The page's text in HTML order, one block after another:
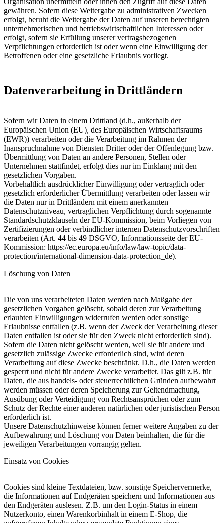
gewähren. Sofern diese Weitergabe zu administrativen Zwecken
erfolgt, beruht die Weitergabe der Daten auf unseren berechtigten
unternehmerischen und betriebswirtschaftlichen Interessen oder
erfolgt, sofern sie Erfüllung unserer vertragsbezogenen
Verpflichtungen erforderlich ist oder wenn eine Einwilligung der
Betroffenen oder eine gesetzliche Erlaubnis vorliegt.
Datenverarbeitung in Drittländern
Sofern wir Daten in einem Drittland (d.h., außerhalb der
Europäischen Union (EU), des Europäischen Wirtschaftsraums
(EWR)) verarbeiten oder die Verarbeitung im Rahmen der
Inanspruchnahme von Diensten Dritter oder der Offenlegung bzw.
Übermittlung von Daten an andere Personen, Stellen oder
Unternehmen stattfindet, erfolgt dies nur im Einklang mit den
gesetzlichen Vorgaben.
Vorbehaltlich ausdrücklicher Einwilligung oder vertraglich oder
gesetzlich erforderlicher Übermittlung verarbeiten oder lassen wir
die Daten nur in Drittländern mit einem anerkannten
Datenschutzniveau, vertraglichen Verpflichtung durch sogenannte
Standardschutzklauseln der EU-Kommission, beim Vorliegen von
Zertifizierungen oder verbindlicher internen Datenschutzvorschriften
verarbeiten (Art. 44 bis 49 DSGVO, Informationsseite der EU-
Kommission: https://ec.europa.eu/info/law/law-topic/data-
protection/international-dimension-data-protection_de).
Löschung von Daten
Die von uns verarbeiteten Daten werden nach Maßgabe der
gesetzlichen Vorgaben gelöscht, sobald deren zur Verarbeitung
erlaubten Einwilligungen widerrufen werden oder sonstige
Erlaubnisse entfallen (z.B. wenn der Zweck der Verarbeitung dieser
Daten entfallen ist oder sie für den Zweck nicht erforderlich sind).
Sofern die Daten nicht gelöscht werden, weil sie für andere und
gesetzlich zulässige Zwecke erforderlich sind, wird deren
Verarbeitung auf diese Zwecke beschränkt. D.h., die Daten werden
gesperrt und nicht für andere Zwecke verarbeitet. Das gilt z.B. für
Daten, die aus handels- oder steuerrechtlichen Gründen aufbewahrt
werden müssen oder deren Speicherung zur Geltendmachung,
Ausübung oder Verteidigung von Rechtsansprüchen oder zum
Schutz der Rechte einer anderen natürlichen oder juristischen Person
erforderlich ist.
Unsere Datenschutzhinweise können ferner weitere Angaben zu der
Aufbewahrung und Löschung von Daten beinhalten, die für die
jeweiligen Verarbeitungen vorrangig gelten.
Einsatz von Cookies
Cookies sind kleine Textdateien, bzw. sonstige Speichervermerke,
die Informationen auf Endgeräten speichern und Informationen aus
den Endgeräten auslesen. Z.B. um den Login-Status in einem
Nutzerkonto, einen Warenkorbinhalt in einem E-Shop, die